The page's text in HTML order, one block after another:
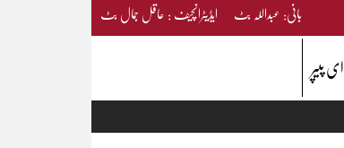
بانی: عبداللہ بٹ ایڈیٹرانچیف : عاقل جمال بٹ
ای پیپر